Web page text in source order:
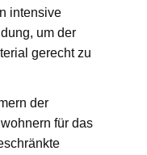
intensive
um der
gerecht zu
der
für das